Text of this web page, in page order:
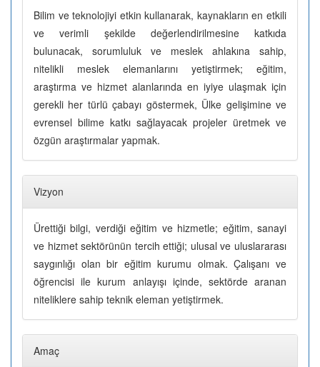
Bilim ve teknolojiyi etkin kullanarak, kaynakların en etkili
ve verimli şekilde değerlendirilmesine katkıda
bulunacak, sorumluluk ve meslek ahlakına sahip,
nitelikli meslek elemanlarını yetiştirmek; eğitim,
araştırma ve hizmet alanlarında en iyiye ulaşmak için
gerekli her türlü çabayı göstermek, Ülke gelişimine ve
evrensel bilime katkı sağlayacak projeler üretmek ve
özgün araştırmalar yapmak.
Vizyon
Ürettiği bilgi, verdiği eğitim ve hizmetle; eğitim, sanayi
ve hizmet sektörünün tercih ettiği; ulusal ve uluslararası
saygınlığı olan bir eğitim kurumu olmak. Çalışanı ve
öğrencisi ile kurum anlayışı içinde, sektörde aranan
niteliklere sahip teknik eleman yetiştirmek.
Amaç